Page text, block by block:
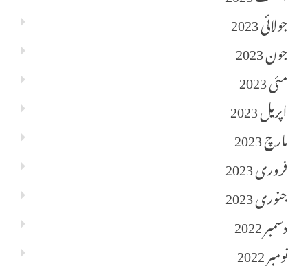
جولائی 2023
جون 2023
مئی 2023
اپریل 2023
مارچ 2023
فروری 2023
جنوری 2023
دسمبر 2022
نومبر 2022